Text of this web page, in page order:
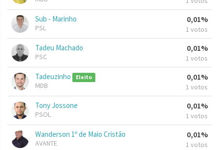
Sub - Marinho
PSL
0,01%
1 votos
Tadeu Machado
PSC
0,01%
1 votos
Tadeuzinho Eleito
MDB
0,01%
1 votos
Tony Jossone
PSOL
0,01%
1 votos
Wanderson 1º de Maio Cristão
AVANTE
0,01%
1 votos